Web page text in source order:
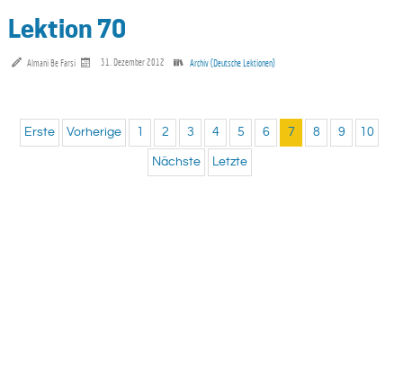
Lektion 70
Almani Be Farsi 31. Dezember 2012 Archiv (Deutsche Lektionen)
Erste Vorherige 2 3 4 5 6 7 8 9 10
Nächste Letzte